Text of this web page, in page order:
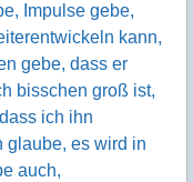
Impulse gebe,
kann,
gebe, dass er
bisschen groß ist,
ich ihn
glaube, es wird in
auch,